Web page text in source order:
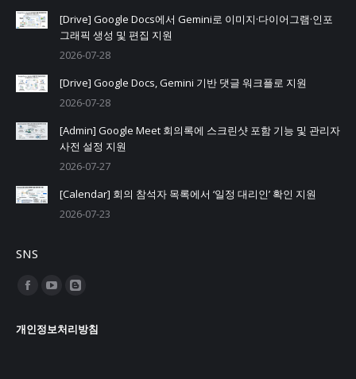
[Drive] Google Docs에서 Gemini로 이미지·다이어그램·인포
그래픽 생성 및 편집 지원
2026-07-28
[Drive] Google Docs, Gemini 기반 댓글 워크플로 지원
2026-07-28
[Admin] Google Meet 회의록에 스크린샷 포함 기능 및 관리자
사전 설정 지원
2026-07-27
[Calendar] 회의 참석자 목록에서 ‘일정 대리인’ 확인 지원
2026-07-23
SNS
Find us on:
Facebook
opens
YouTube
opens
Blogger
opens
개인정보처리방침